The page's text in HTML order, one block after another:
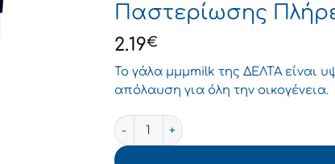
Παστερίωσης
2.19€
Το γάλα μμμmilk της ΔΕΛΤΑ είναι
απόλαυση για όλη την οικογένεια.
ΔΕΛΤΑ Μμμmilk Οικογενειακό Γάλα